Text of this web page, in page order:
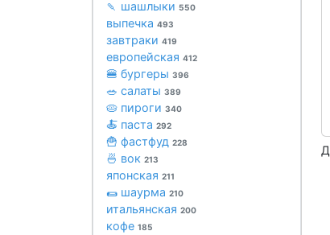
🍡 шашлыки 550
выпечка 493
завтраки 419
европейская 412
🍔 бургеры 396
🥗 салаты 389
🥧 пироги 340
🍝 паста 292
🍟 фастфуд 228
🍜 вок 213
японская 211
🌯 шаурма 210
итальянская 200
кофе 185